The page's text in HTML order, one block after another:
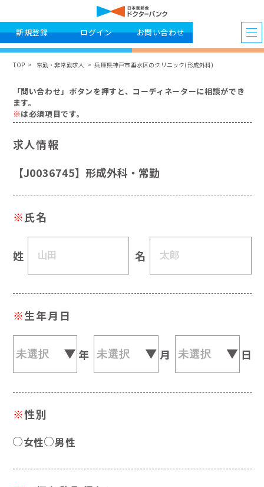
新規登録 ログイン お問い合わせ
TOP 常勤・非常勤求人 兵庫県神戸市垂水区のクリニック(形成外科)
「問い合わせ」ボタンを押すと、コーディネーターに相談ができ
ます。
※は必須項目です。
求人情報
【J0036745】形成外科・常勤
※氏名
姓 名
※生年月日
年 月 日
※性別
女性 男性